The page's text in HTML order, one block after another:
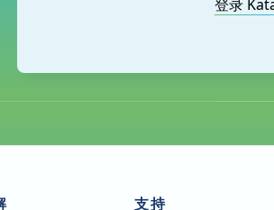
登录
支持